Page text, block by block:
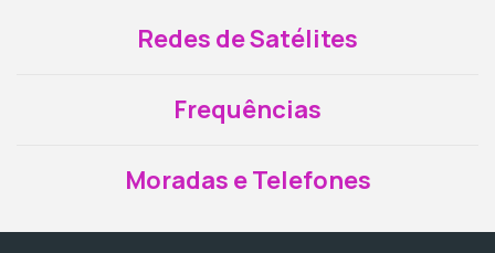
Redes de Satélites
Frequências
Moradas e Telefones